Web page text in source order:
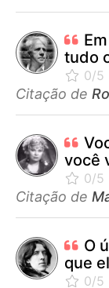
tudo
Citação de
você
Citação de
O
que